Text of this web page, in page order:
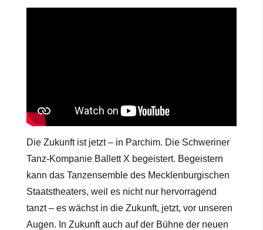
Die Zukunft ist jetzt – in Parchim. Die Schweriner
Tanz-Kompanie Ballett X begeistert. Begeistern
kann das Tanzensemble des Mecklenburgischen
Staatstheaters, weil es nicht nur hervorragend
tanzt – es wächst in die Zukunft, jetzt, vor unseren
Augen. In Zukunft auch auf der Bühne der neuen